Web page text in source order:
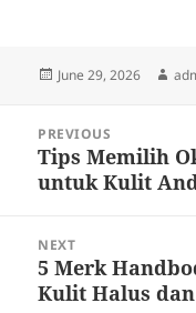
Posted
June 29, 2026
navigation
PREVIOUS
Previous
post:
Tips Memilih
untuk Kulit
NEXT
Next
post:
5 Merk
Kulit Halus